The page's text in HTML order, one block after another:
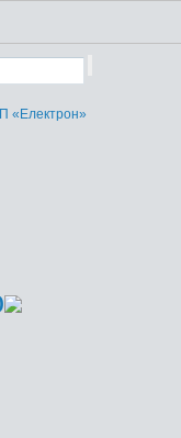
«Електрон»